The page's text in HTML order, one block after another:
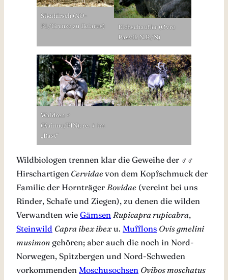
Sikahirsch (NO-
PL/Grenze zu Belarus)
Elchschaufler (Øvre
Pasvik N.P./N)
Waldren ♂
(Kainuu/FIN); re. ♀ im
„Bast“
Wildbiologen trennen klar die Geweihe der ♂♂
Hirschartigen Cervidaevon dem Kopfschmuck der
Familie der Hornträger Bovidae (vereint bei uns
Rinder, Schafe und Ziegen), zu denen die wilden
Verwandten wie Gämsen Rupicapra rupicabra,
Steinwild Capra ibex ibexu. Mufflons Ovis gmelini
musimon gehören; aber auch die noch in Nord-
Norwegen, Spitzbergen und Nord-Schweden
vorkommenden Moschusochsen Ovibos moschatus